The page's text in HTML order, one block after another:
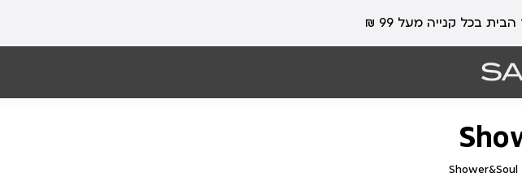
Shower&Soul
Shower&Soul